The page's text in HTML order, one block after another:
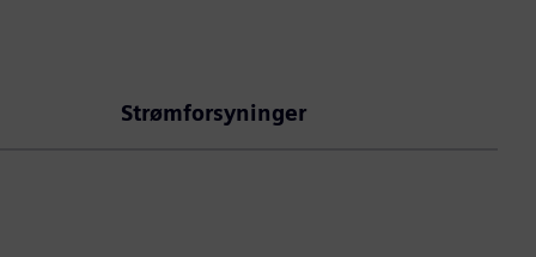
Strømforsyninger